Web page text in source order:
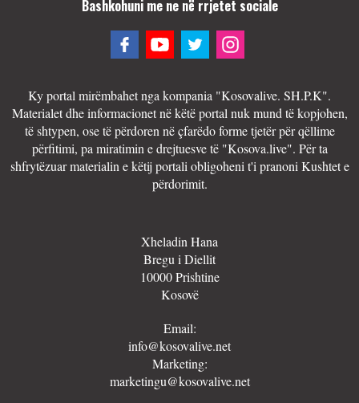
Bashkohuni me ne në rrjetet sociale
Ky portal mirëmbahet nga kompania "Kosovalive. SH.P.K".
Materialet dhe informacionet në këtë portal nuk mund të kopjohen,
të shtypen, ose të përdoren në çfarëdo forme tjetër për qëllime
përfitimi, pa miratimin e drejtuesve të "Kosova.live". Për ta
shfrytëzuar materialin e këtij portali obligoheni t'i pranoni Kushtet e
përdorimit.
Xheladin Hana
Bregu i Diellit
10000 Prishtine
Kosovë
Email:
info@kosovalive.net
Marketing:
marketingu@kosovalive.net